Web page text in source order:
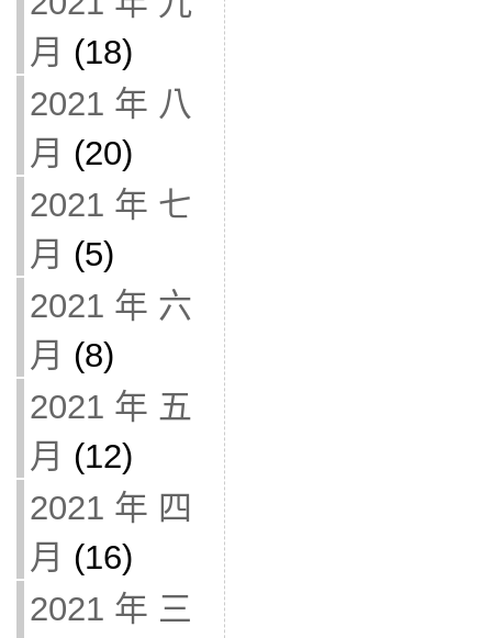
月 (18)
2021 年 八
月 (20)
2021 年 七
月 (5)
2021 年 六
月 (8)
2021 年 五
月 (12)
2021 年 四
月 (16)
2021 年 三